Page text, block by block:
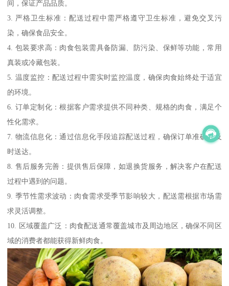
间，保证产品品质。
3. 严格卫生标准：配送过程中需严格遵守卫生标准，避免交叉污
染，确保食品安全。
4. 包装要求高：肉食包装需具备防漏、防污染、保鲜等功能，常用
真装或冷藏包装。
5. 温度监控：配送过程中需实时监控温度，确保肉食始终处于适宜
的环境。
6. 订单定制化：根据客户需求提供不同种类、规格的肉食，满足个
性化需求。
7. 物流信息化：通过信息化手段追踪配送过程，确保订单准确、及
时送达。
8. 售后服务完善：提供售后保障，如退换货服务，解决客户在配送
过程中遇到的问题。
9. 季节性需求波动：肉食需求受季节影响较大，配送需根据市场需
求灵活调整。
10. 区域覆盖广泛：肉食配送通常覆盖城市及周边地区，确保不同区
域的消费者都能获得新鲜肉食。